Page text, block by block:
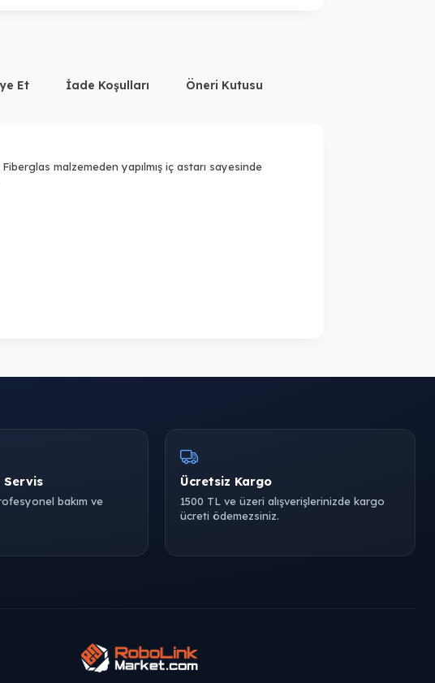
Et İade Koşulları Öneri Kutusu
malzemeden yapılmış iç astarı sayesinde
Servis
bakım ve
Ücretsiz Kargo
1500 TL ve üzeri alışverişlerinizde kargo
ücreti ödemezsiniz.